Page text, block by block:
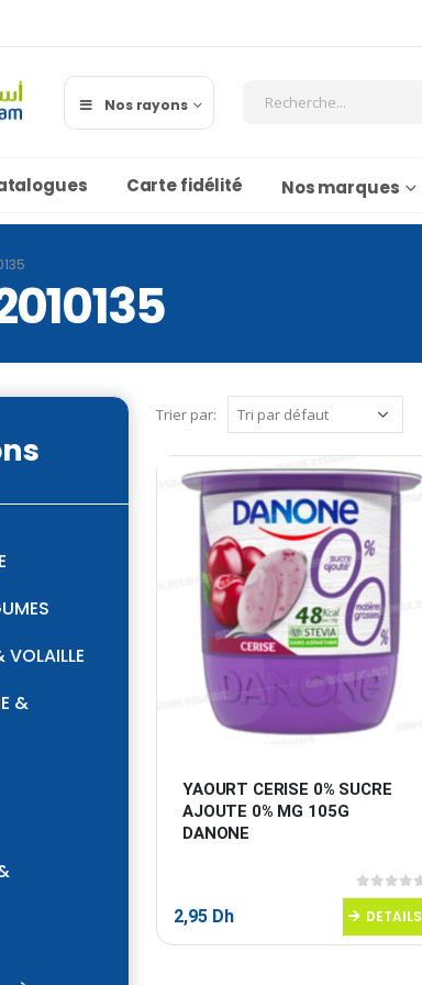
Nos rayons
Carte fidélité Nos marques
Trier par:
YAOURT CERISE 0% SUCRE
AJOUTE 0% MG 105G
DANONE
0sur 5
2,95 Dh DETAILS
VOLAILLE
&